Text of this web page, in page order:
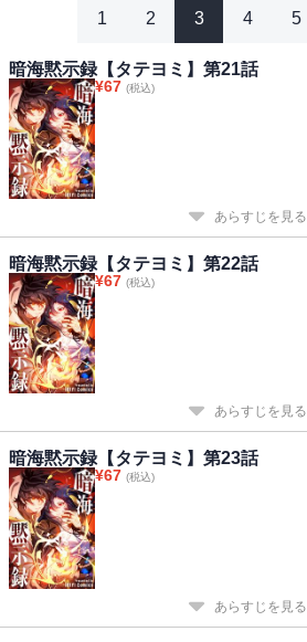
1 2 3 4 5
暗海黙示録【タテヨミ】第21話
¥67 (税込)
あらすじを見る
暗海黙示録【タテヨミ】第22話
¥67 (税込)
あらすじを見る
暗海黙示録【タテヨミ】第23話
¥67 (税込)
あらすじを見る